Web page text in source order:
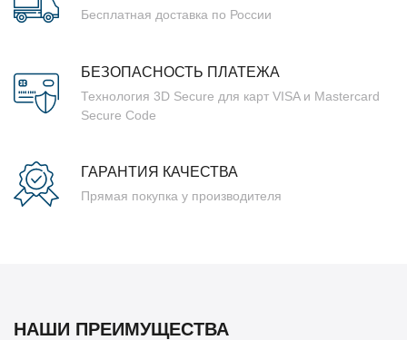
Бесплатная доставка по России
БЕЗОПАСНОСТЬ ПЛАТЕЖА
Технология 3D Secure для карт VISA и Mastercard
Secure Code
ГАРАНТИЯ КАЧЕСТВА
Прямая покупка у производителя
НАШИ ПРЕИМУЩЕСТВА